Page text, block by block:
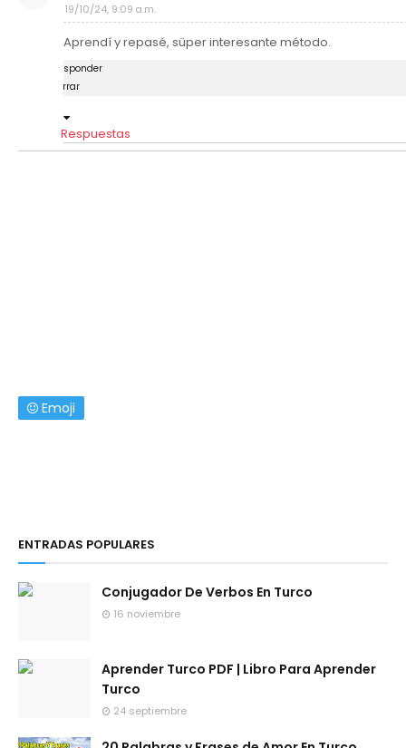
19/10/24, 9:09 a.m.
Aprendí y repasé, süper interesante método.
Responder
Borrar
Respuestas
Emoji
ENTRADAS POPULARES
Conjugador De Verbos En Turco
16 noviembre
Aprender Turco PDF | Libro Para Aprender
Turco
24 septiembre